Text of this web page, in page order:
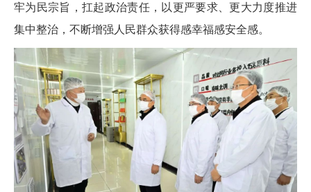
牢为民宗旨，扛起政治责任，以更严要求、更大力度推进
集中整治，不断增强人民群众获得感幸福感安全感。